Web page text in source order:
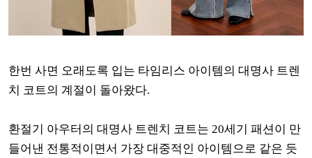
한번 사면 오래도록 입는 타임리스 아이템의 대명사 트렌
치 코트의 계절이 돌아왔다.
환절기 아우터의 대명사 트렌치 코트는 20세기 패션이 만
들어낸 전통적이면서 가장 대중적인 아이템으로 같은 듯